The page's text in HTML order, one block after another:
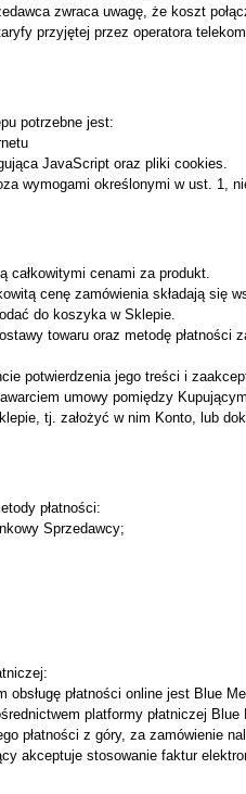
zwraca uwagę, że koszt
przyjętej przez operatora
potrzebne jest:
JavaScript oraz pliki cookies.
wymogami określonymi w ust. 1,
całkowitymi cenami za produkt.
cenę zamówienia składają
do koszyka w Sklepie.
towaru oraz metodę
potwierdzenia jego treści i
umowy pomiędzy
tj. założyć w nim Konto, lub
płatności:
Sprzedawcy;
obsługę płatności online jest Blue
platformy płatniczej
płatności z góry, za zamówienie
akceptuje stosowanie faktur